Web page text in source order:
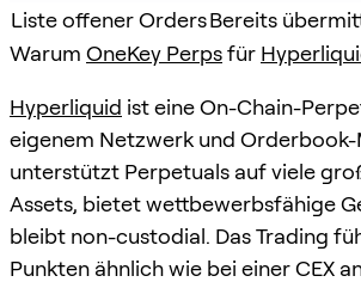
Liste offener OrdersBereits
Warum OneKey Perpsfür
Hyperliquid ist eine On-Chain-
eigenem Netzwerk und Orderbook-
unterstützt Perpetuals auf viele
Assets, bietet wettbewerbsfähige
bleibt non-custodial. Das Trading
Punkten ähnlich wie bei einer CEX